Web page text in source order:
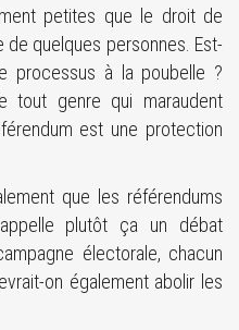
petites que le droit de
quelques personnes. Est-
processus à la poubelle ?
tout genre qui maraudent
est une protection
que les référendums
plutôt ça un débat
électorale, chacun
on également abolir les